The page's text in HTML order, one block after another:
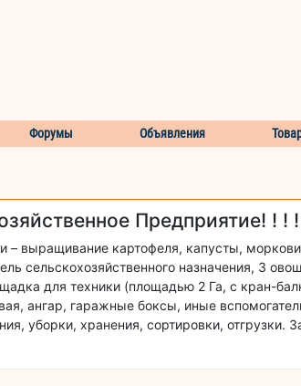
Форумы Объявления
Предприятие! ! !
– выращивание картофеля, капусты,
сельскохозяйственного назначения, 3
для техники (площадью 2 Га, с кран-
ангар, гаражные боксы, иные
уборки, хранения, сортировки, отгрузки.